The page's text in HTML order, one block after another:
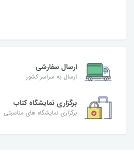
ارسال سفارشی
ارسال به سراسر کشور
برگزاری نمایشگاه کتاب
برگزاری نمایشگاه های مناسبتی